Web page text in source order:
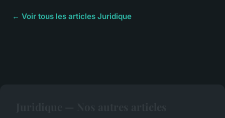
← Voir tous les articles Juridique